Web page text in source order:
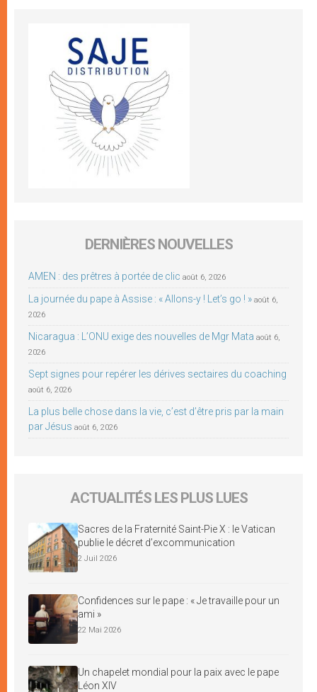
DERNIÈRES NOUVELLES
AMEN : des prêtres à portée de clic août 6, 2026
La journée du pape à Assise : « Allons-y ! Let’s go ! » août 6,
2026
Nicaragua : L’ONU exige des nouvelles de Mgr Mata août 6,
2026
Sept signes pour repérer les dérives sectaires du coaching
août 6, 2026
La plus belle chose dans la vie, c’est d’être pris par la main
par Jésus août 6, 2026
ACTUALITÉS LES PLUS LUES
Sacres de la Fraternité Saint-Pie X : le Vatican
publie le décret d’excommunication
2 Juil 2026
Confidences sur le pape : « Je travaille pour un
ami »
22 Mai 2026
Un chapelet mondial pour la paix avec le pape
Léon XIV